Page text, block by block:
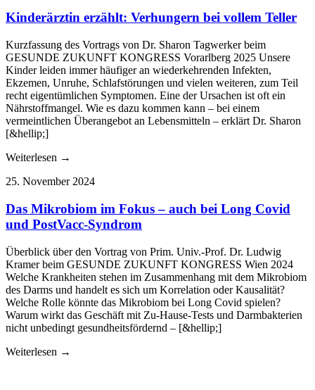
Kinderärztin erzählt: Verhungern bei vollem Teller
Kurzfassung des Vortrags von Dr. Sharon Tagwerker beim
GESUNDE ZUKUNFT KONGRESS Vorarlberg 2025 Unsere
Kinder leiden immer häufiger an wiederkehrenden Infekten,
Ekzemen, Unruhe, Schlafstörungen und vielen weiteren, zum Teil
recht eigentümlichen Symptomen. Eine der Ursachen ist oft ein
Nährstoffmangel. Wie es dazu kommen kann – bei einem
vermeintlichen Überangebot an Lebensmitteln – erklärt Dr. Sharon
[&hellip;]
Weiterlesen →
25. November 2024
Das Mikrobiom im Fokus – auch bei Long Covid
und PostVacc-Syndrom
Überblick über den Vortrag von Prim. Univ.-Prof. Dr. Ludwig
Kramer beim GESUNDE ZUKUNFT KONGRESS Wien 2024
Welche Krankheiten stehen im Zusammenhang mit dem Mikrobiom
des Darms und handelt es sich um Korrelation oder Kausalität?
Welche Rolle könnte das Mikrobiom bei Long Covid spielen?
Warum wirkt das Geschäft mit Zu-Hause-Tests und Darmbakterien
nicht unbedingt gesundheitsfördernd – [&hellip;]
Weiterlesen →